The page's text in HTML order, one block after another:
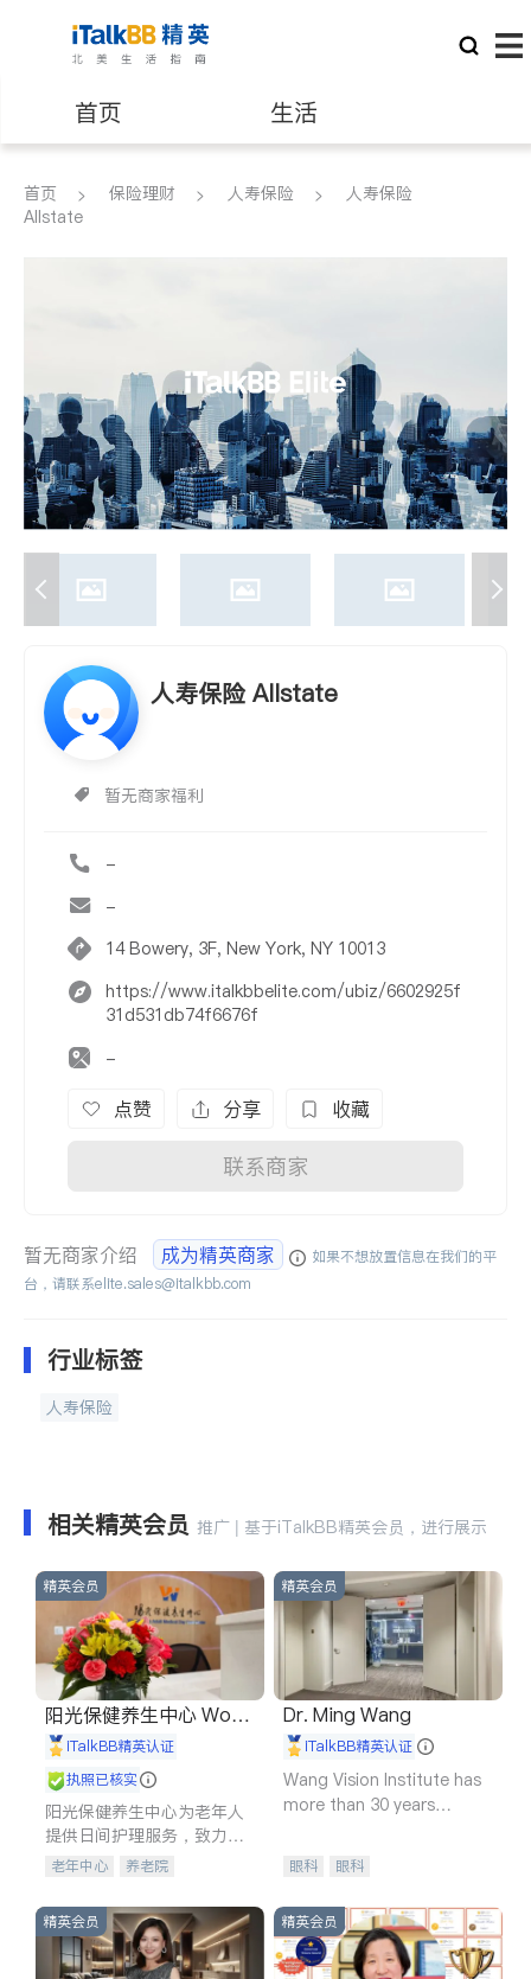
首页 生活
医生 律师
养老 非盈利组织
首页 保险理财 人寿保险
人寿保险
Allstate
人寿保险 Allstate
暂无商家福利
-
-
14 Bowery, 3F, New York, NY 10013
https://www.italkbbelite.com/ubiz/6602925f
31d531db74f6676f
-
点赞 分享 收藏
联系商家
暂无商家介绍 成为精英商家
如果不想放置信息在我们的平
台，请联系elite.sales@italkbb.com
行业标签
人寿保险
相关精英会员 推广 | 基于iTalkBB精英会员，进行展示
精英会员
阳光保健养生中心 World
shine
iTalkBB精英认证
执照已核实
阳光保健养生中心为老年人
提供日间护理服务，致力于
通过持续的护理创新来有效
老年中心 养老院
精英会员
Dr. Ming Wang
iTalkBB精英认证
Wang Vision Institute has
more than 30 years
眼科 眼科
精英会员 精英会员